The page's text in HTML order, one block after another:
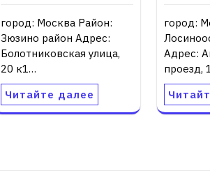
город: Москва Район:
Зюзино район Адрес:
Болотниковская улица,
20 к1…
Читайте далее
город:
Адрес:
проезд,